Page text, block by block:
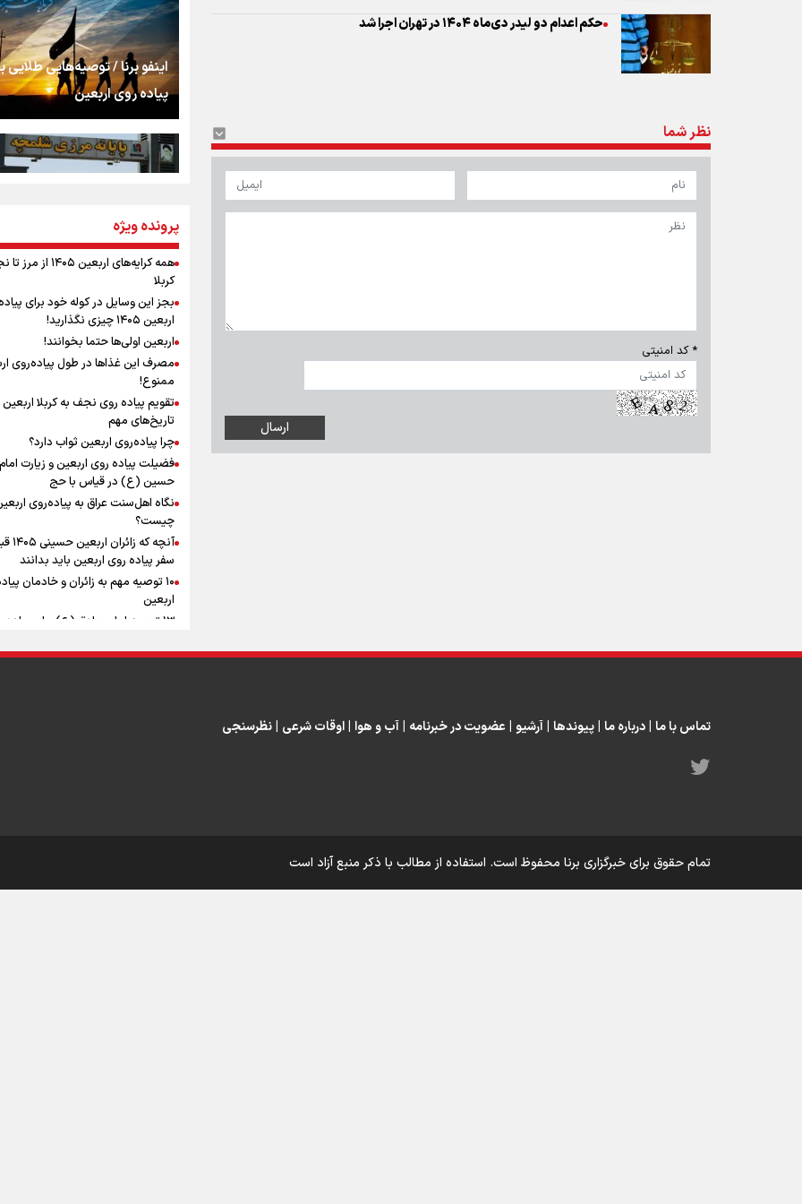
حکم اعدام دو لیدر دی‌ماه ۱۴۰۴ در تهران اجرا شد
نظر شما
* کد امنیتی
اشک
جمله‌ای که بغض
را شکست؛ «آهای مردم،
تهران رفتند»
سه حسرتی که به
نگاه تمدنی رهبر
فضای مجازی
رابطه کارگر و کارفرما
به زوجیت
اینفو برنا / توصیه‌هایی طلایی
پیاده روی اربعین
اینفو برنا / جدول کامل فاصله
شلمچه تا شهرهای زیارتی عراق
اینفو برنا/ میزان مالیات بر ارزش
افزوده چقدر است؟
اینفوبرنا/ سقف معافیت مالیاتی
حقوق کارکنان دولت و
در بودجه ۱۴۰۵ چقدر است؟
اسلامی
پرونده ویژه
همه کرایه‌های اربعین ۱۴۰۵
کربلا
بجز این وسایل در کوله خود برای
اربعین ۱۴۰۵ چیزی نگذارید!
اربعین اولی‌ها حتما بخوانند!
مصرف این غذاها در طول پیاده‌روی
ممنوع!
تاریخ‌های مهم
چرا پیاده‌روی اربعین ثواب دارد؟
فضیلت پیاده روی اربعین و زیارت امام
حسین (ع) در قیاس با حج
نگاه اهل‌سنت عراق به پیاده‌روی
چیست؟
آنچه که
سفر پیاده روی اربعین باید بدانند
۱۰ توصیه مهم به زائران و خادمان
اربعین
۱۳ توصیه امام صادق (ع) برای
۲۰ توصیه کاربردی برای شرکت در
تماس با ما درباره ما پیوندها آرشیو عضویت در خبرنامه آب و هوا اوقات شرعی نظرسنجی
تمام حقوق برای خبرگزاری برنا محفوظ است. استفاده از مطالب با ذکر منبع آزاد است